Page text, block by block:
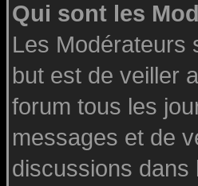
Qui sont les
Les Modérateurs
but est de veiller
forum tous les
messages et de
discussions dans